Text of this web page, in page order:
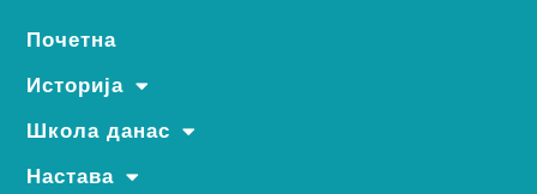
Почетна
Историја
Школа данас
Настава